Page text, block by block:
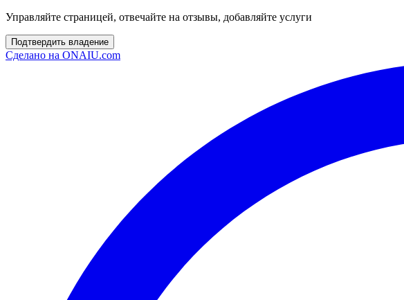
Управляйте страницей, отвечайте на отзывы, добавляйте услуги
Подтвердить владение
Сделано на ONAIU.com